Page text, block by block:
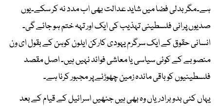
ہے۔مگر بدلی فضا میں شاید عدالت بھی اب مدد نہ کر سکے۔یوں
صدیوں پرانی فلسطینی تہذیب کی ایک اور تہہ ختم ہو جائے گی۔
انسانی حقوق کے ایک سرگرم یہودی کارکن ایلون کوہن کے بقول ای ون
منصوبے کے کوئی سیاسی یا معاشی فوائد نہیں ہیں۔ اصل مقصد
فلسطینیوں کو باقی ماندہ زمین چھوڑنے پر مجبور کرنا ہے۔
یہاں کئی بدو برادریاں وہ بھی ہیں جنھیں اسرائیل کے قیام کے بعد